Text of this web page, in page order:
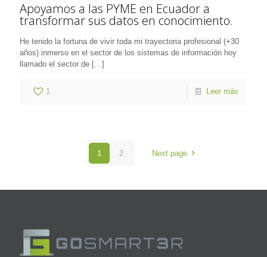
Apoyamos a las PYME en Ecuador a
transformar sus datos en conocimiento.
He tenido la fortuna de vivir toda mi trayectoria profesional (+30
años) inmerso en el sector de los sistemas de información hoy
llamado el sector de […]
1 Leer más
1 2 Next page